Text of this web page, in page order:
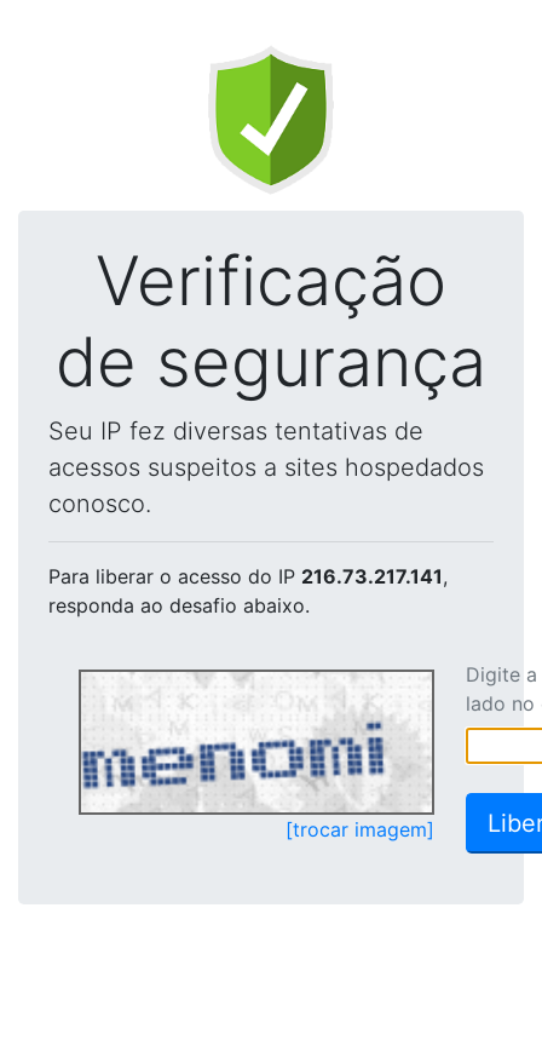
Verificação
de segurança
Seu IP fez diversas tentativas de
acessos suspeitos a sites hospedados
conosco.
Para liberar o acesso do IP 216.73.217.141,
responda ao desafio abaixo.
[trocar imagem]
Digite
lado no